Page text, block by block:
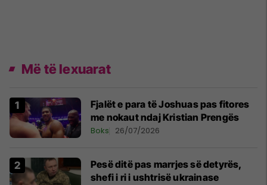
Më të lexuarat
Fjalët e para të Joshuas pas fitores
me nokaut ndaj Kristian Prengës
Boks 26/07/2026
Pesë ditë pas marrjes së detyrës,
shefi i ri i ushtrisë ukrainase